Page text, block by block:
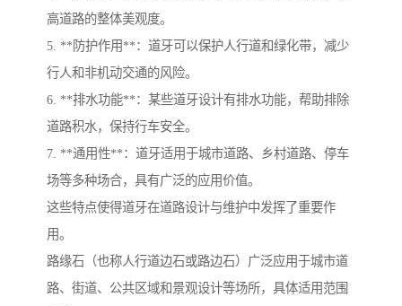
高道路的整体美观度。
5. **防护作用**：道牙可以保护人行道和绿化带，减少
行人和非机动交通的风险。
6. **排水功能**：某些道牙设计有排水功能，帮助排除
道路积水，保持行车安全。
7. **通用性**：道牙适用于城市道路、乡村道路、停车
场等多种场合，具有广泛的应用价值。
这些特点使得道牙在道路设计与维护中发挥了重要作
用。
路缘石（也称人行道边石或路边石）广泛应用于城市道
路、街道、公共区域和景观设计等场所，具体适用范围